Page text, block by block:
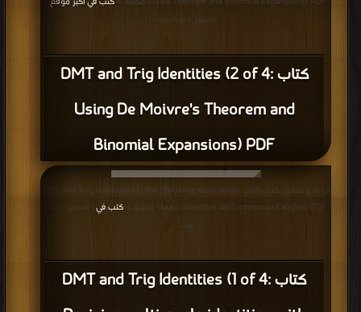
كتاب DMT and Trig Identities (2 of 4:
Using De Moivre's Theorem and
Binomial Expansions) PDF
التحميل : مرة/مرات
كتاب DMT and Trig Identities (1 of 4:
قراءة و تحميل كتاب كتاب DMT and Trig Identities (1 of 4: Deriving multi-angle
identities with compound angles) PDF مجانا | مكتبة >
كتب في | التحميل : مرة/
مرات